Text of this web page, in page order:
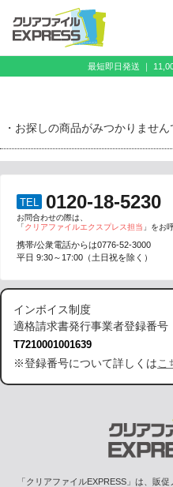
最短即日発送 ｜
・お探しの商品がみつかりません
TEL 0120-18-5230
お問合わせの際は、
「クリアファイルエクスプレス担当 」をお
携帯/公衆電話からは0776-52-3000
平日 9:30～17:00（土日祝を除く）
インボイス制度
適格請求書発行事業者登録番号
T7210001001639
※登録番号について詳しくはこ
「クリアファイルEXPRESS」は、販